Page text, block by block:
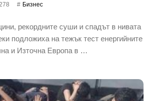
278 Бизнес
рекордните суши и спадът в нивата
подложиха на тежък тест енергийните
и Източна Европа в …